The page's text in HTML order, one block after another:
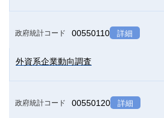
政府統計コード 00550110 詳細
外資系企業動向調査
政府統計コード 00550120 詳細